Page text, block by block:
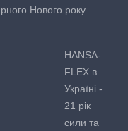
Нового року
HANSA-
FLEX в
Україні -
21 рік
сили та